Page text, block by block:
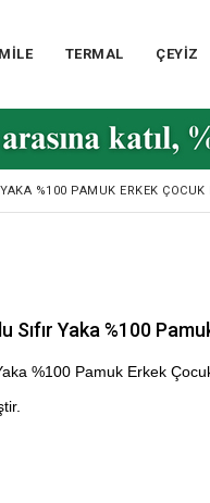
TERMAL ÇEYİZ
%100 PAMUK ERKEK ÇOCUK
Sıfır Yaka %100
%100 Pamuk Erkek